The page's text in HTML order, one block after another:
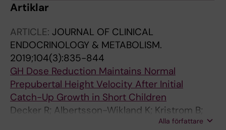
Artiklar
ARTICLE: JOURNAL OF CLINICAL
ENDOCRINOLOGY & METABOLISM.
2019;104(3):835-844
GH Dose Reduction Maintains Normal
Prepubertal Height Velocity After Initial
Catch-Up Growth in Short Children
Decker R; Albertsson-Wikland K; Kristrom B;
Halldin M; Gustafsson J; Nilsson N-O; Dahlgren
Alla författare